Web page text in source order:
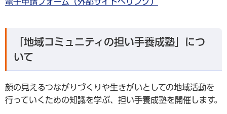
「地域コミュニティの担い手養成塾」につ
いて
顔の見えるつながりづくりや生きがいとしての地域活動を
行っていくための知識を学ぶ、担い手養成塾を開催します。